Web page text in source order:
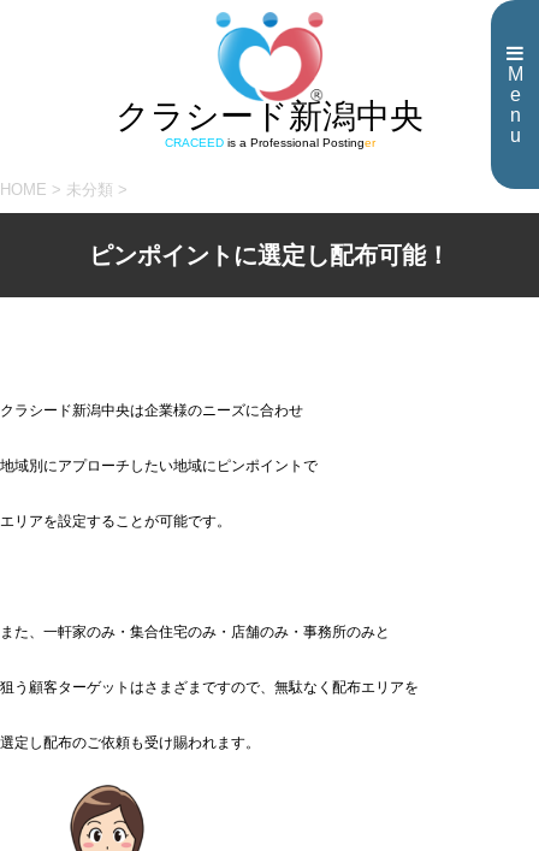
M
e
n
u
クラシード新潟中央
CRACEEDis a Professional Postinger
HOME > 未分類 >
ピンポイントに選定し配布可能！
クラシード新潟中央は企業様のニーズに合わせ
地域別にアプローチしたい地域にピンポイントで
エリアを設定することが可能です。
また、一軒家のみ・集合住宅のみ・店舗のみ・事務所のみと
狙う顧客ターゲットはさまざまですので、無駄なく配布エリアを
選定し配布のご依頼も受け賜われます。